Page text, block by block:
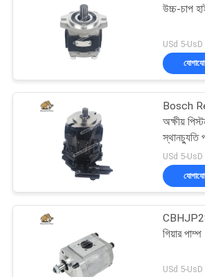
জলবাহী
অরবিট্রোল
উচ্চ-চাপ
USd 5-UsD
Bosch
অক্ষীয়
DR 31R-
OEM
USd 5-UsD
গিয়ার পাম্প
USd 5-UsD